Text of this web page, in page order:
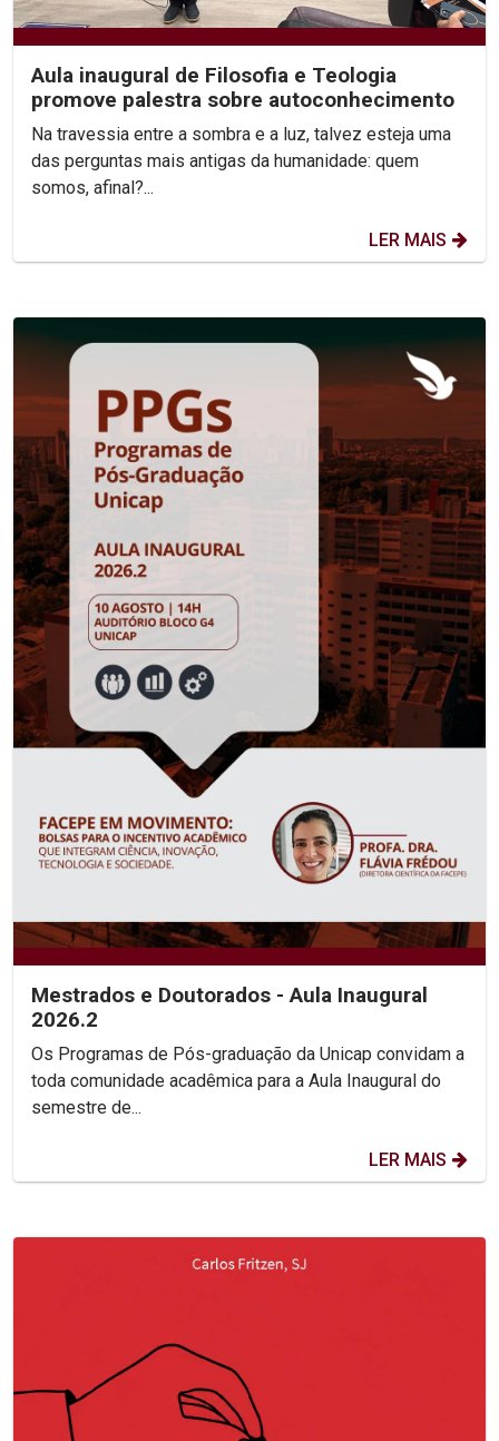
Aula inaugural de Filosofia e Teologia
promove palestra sobre autoconhecimento
Na travessia entre a sombra e a luz, talvez esteja uma
das perguntas mais antigas da humanidade: quem
somos, afinal?...
LER MAIS
Mestrados e Doutorados - Aula Inaugural
2026.2
Os Programas de Pós-graduação da Unicap convidam a
toda comunidade acadêmica para a Aula Inaugural do
semestre de...
LER MAIS